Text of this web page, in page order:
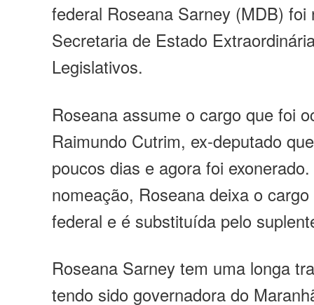
federal Roseana Sarney (MDB) foi
Secretaria de Estado
Legislativos.
Roseana assume o cargo que foi
Raimundo Cutrim, ex-deputado
poucos dias e agora foi
nomeação, Roseana deixa o
federal e é substituída pelo
Roseana Sarney tem uma longa
tendo sido governadora do